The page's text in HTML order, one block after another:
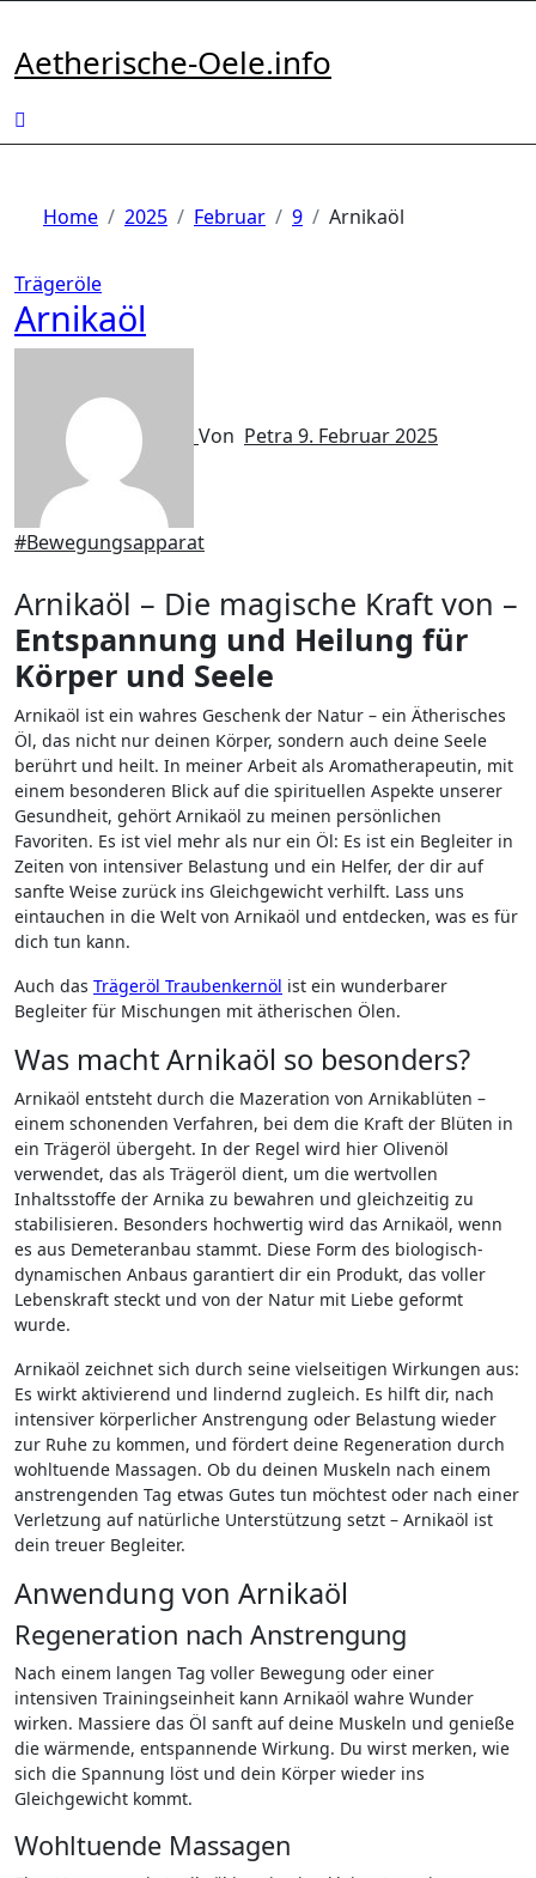
springen
Aetherische-Oele.info
Home 2025 Februar 9 Arnikaöl
Trägeröle
Arnikaöl
Von Petra 9. Februar 2025
#Bewegungsapparat
Arnikaöl – Die magische Kraft von –
Entspannung und Heilung für
Körper und Seele
Arnikaöl ist ein wahres Geschenk der Natur – ein Ätherisches
Öl, das nicht nur deinen Körper, sondern auch deine Seele
berührt und heilt. In meiner Arbeit als Aromatherapeutin, mit
einem besonderen Blick auf die spirituellen Aspekte unserer
Gesundheit, gehört Arnikaöl zu meinen persönlichen
Favoriten. Es ist viel mehr als nur ein Öl: Es ist ein Begleiter in
Zeiten von intensiver Belastung und ein Helfer, der dir auf
sanfte Weise zurück ins Gleichgewicht verhilft. Lass uns
eintauchen in die Welt von Arnikaöl und entdecken, was es für
dich tun kann.
Auch das Trägeröl Traubenkernöl ist ein wunderbarer
Begleiter für Mischungen mit ätherischen Ölen.
Was macht Arnikaöl so besonders?
Arnikaöl entsteht durch die Mazeration von Arnikablüten –
einem schonenden Verfahren, bei dem die Kraft der Blüten in
ein Trägeröl übergeht. In der Regel wird hier Olivenöl
verwendet, das als Trägeröl dient, um die wertvollen
Inhaltsstoffe der Arnika zu bewahren und gleichzeitig zu
stabilisieren. Besonders hochwertig wird das Arnikaöl, wenn
es aus Demeteranbau stammt. Diese Form des biologisch-
dynamischen Anbaus garantiert dir ein Produkt, das voller
Lebenskraft steckt und von der Natur mit Liebe geformt
wurde.
Arnikaöl zeichnet sich durch seine vielseitigen Wirkungen aus:
Es wirkt aktivierend und lindernd zugleich. Es hilft dir, nach
intensiver körperlicher Anstrengung oder Belastung wieder
zur Ruhe zu kommen, und fördert deine Regeneration durch
wohltuende Massagen. Ob du deinen Muskeln nach einem
anstrengenden Tag etwas Gutes tun möchtest oder nach einer
Verletzung auf natürliche Unterstützung setzt – Arnikaöl ist
dein treuer Begleiter.
Anwendung von Arnikaöl
Regeneration nach Anstrengung
Nach einem langen Tag voller Bewegung oder einer
intensiven Trainingseinheit kann Arnikaöl wahre Wunder
wirken. Massiere das Öl sanft auf deine Muskeln und genieße
die wärmende, entspannende Wirkung. Du wirst merken, wie
sich die Spannung löst und dein Körper wieder ins
Gleichgewicht kommt.
Wohltuende Massagen